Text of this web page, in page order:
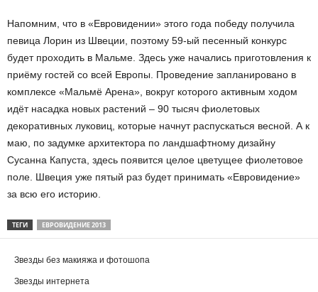
Напомним, что в «Евровидении» этого года победу получила
певица Лорин из Швеции, поэтому 59-ый песенный конкурс
будет проходить в Мальме. Здесь уже начались приготовления к
приёму гостей со всей Европы. Проведение запланировано в
комплексе «Мальмё Арена», вокруг которого активным ходом
идёт насадка новых растений – 90 тысяч фиолетовых
декоративных луковиц, которые начнут распускаться весной. А к
маю, по задумке архитектора по ландшафтному дизайну
Сусанна Капуста, здесь появится целое цветущее фиолетовое
поле. Швеция уже пятый раз будет принимать «Евровидение»
за всю его историю.
ТЕГИ ЕВРОВИДЕНИЕ 2013
Звезды без макияжа и фотошопа
Звезды интернета